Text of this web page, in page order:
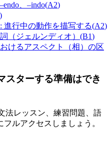
、–indo(A2)
)
進行中の動作を描写する(A2)
（ジェルンディオ） (B1)
けるアスペクト（相）の区
スターする準備はでき
法レッスン、練習問題、語
ルアクセスしましょう。